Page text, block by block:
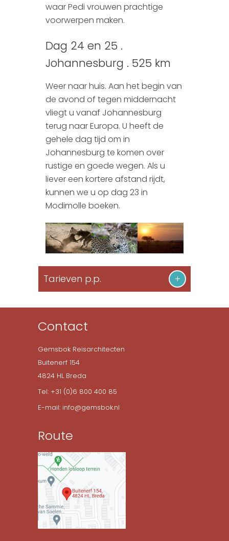
waar Pedi vrouwen prachtige
voorwerpen maken.
Dag 24 en 25 .
Johannesburg . 525 km
Weer naar huis. Aan het begin van
de avond of tegen middernacht
vliegt u vanaf Johannesburg
terug naar Europa. U heeft de
gehele dag tijd om in
Johannesburg te komen over
rustige en goede wegen. Als u
liever een kortere afstand rijdt,
kunnen we u op dag 23 in
Modimolle boeken.
Tarieven p.p.
Contact
Gemsbok Reisarchitecten
Buitenerf 154
4824 HL Breda
Tel: +31 (0)6 800 400 85
E-mail: info@gemsbok.nl
Route